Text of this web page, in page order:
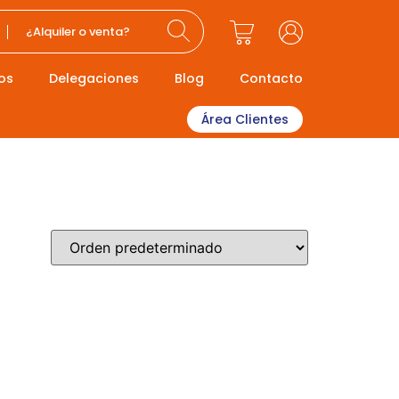
¿Alquiler o venta?
Delegaciones Blog Contacto
Área Clientes